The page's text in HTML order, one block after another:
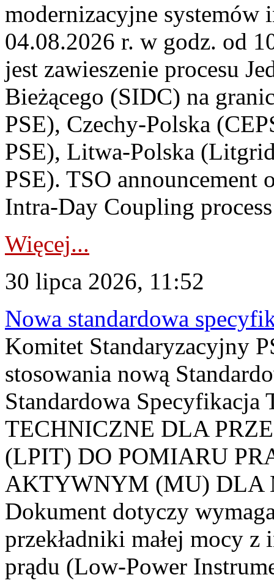
modernizacyjne
04.08.2026 r. w godz. od
jest zawieszenie procesu
Bieżącego (SIDC) na
PSE), Czechy-Polska
PSE), Litwa-Polska
PSE). TSO announcement
Intra-Day Coupling
Więcej...
30 lipca 2026, 11:52
Nowa standardowa
Komitet Standaryzacyjny
stosowania nową
Standardowa
TECHNICZNE DLA
(LPIT) DO POMIARU
AKTYWNYM (MU) DLA
Dokument dotyczy
przekładniki małej mocy
prądu (Low-Power